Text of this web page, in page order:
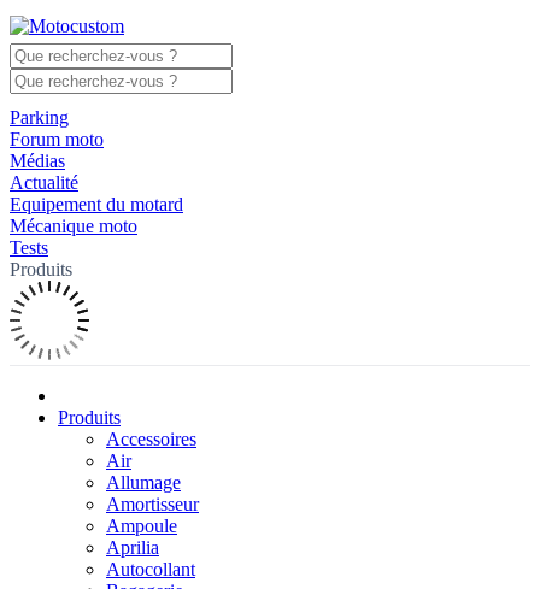
Parking
Forum moto
Médias
Actualité
Equipement du motard
Mécanique moto
Tests
Produits
Produits
Accessoires
Air
Allumage
Amortisseur
Ampoule
Aprilia
Autocollant